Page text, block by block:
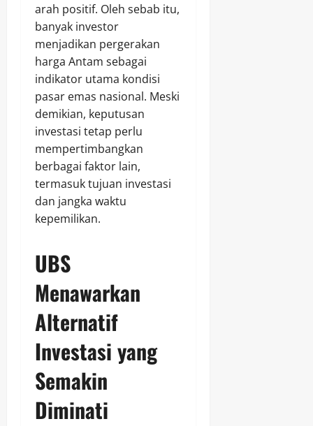
arah positif. Oleh sebab itu,
banyak investor
menjadikan pergerakan
harga Antam sebagai
indikator utama kondisi
pasar emas nasional. Meski
demikian, keputusan
investasi tetap perlu
mempertimbangkan
berbagai faktor lain,
termasuk tujuan investasi
dan jangka waktu
kepemilikan.
UBS
Menawarkan
Alternatif
Investasi yang
Semakin
Diminati